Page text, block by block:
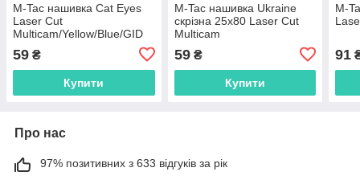
M-Tac нашивка Cat Eyes
Laser Cut
Multicam/Yellow/Blue/GID
59 ₴
Купити
M-Tac нашивка Ukraine
скрізна 25х80 Laser Cut
Multicam
59₴
Купити
M-
91
Про нас
97% позитивних з 633 відгуків за рік